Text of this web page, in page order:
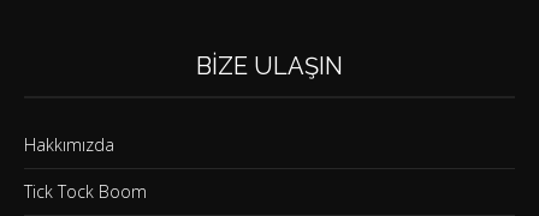
BIZE ULAŞIN
Hakkımızda
Tick Tock Boom